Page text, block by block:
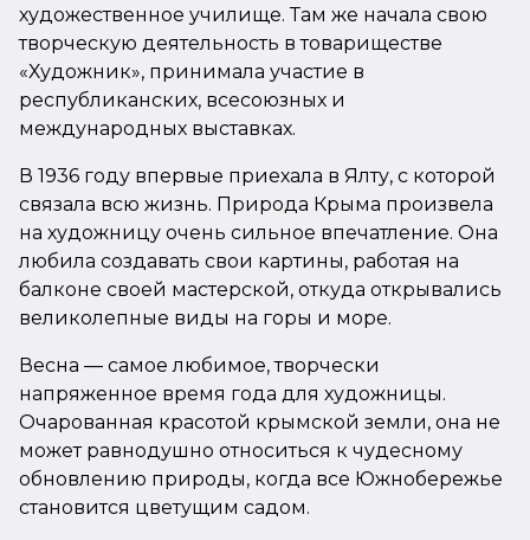
художественное училище. Там же начала свою
творческую деятельность в товариществе
«Художник», принимала участие в
республиканских, всесоюзных и
международных выставках.
В 1936 году впервые приехала в Ялту, с которой
связала всю жизнь. Природа Крыма произвела
на художницу очень сильное впечатление. Она
любила создавать свои картины, работая на
балконе своей мастерской, откуда открывались
великолепные виды на горы и море.
Весна — самое любимое, творчески
напряженное время года для художницы.
Очарованная красотой крымской земли, она не
может равнодушно относиться к чудесному
обновлению природы, когда все Южнобережье
становится цветущим садом.